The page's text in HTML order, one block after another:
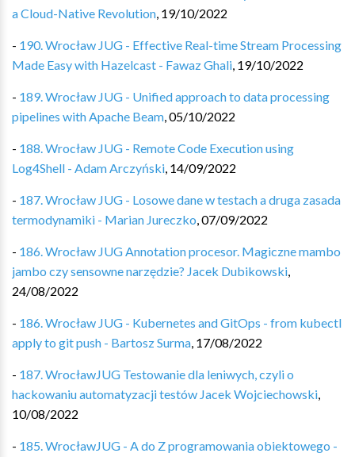
a Cloud-Native Revolution, 19/10/2022
- 190. Wrocław JUG - Effective Real-time Stream Processing
Made Easy with Hazelcast - Fawaz Ghali, 19/10/2022
- 189. Wrocław JUG - Unified approach to data processing
pipelines with Apache Beam,05/10/2022
- 188. Wrocław JUG - Remote Code Execution using
Log4Shell - Adam Arczyński, 14/09/2022
- 187. Wrocław JUG - Losowe dane w testach a druga zasada
termodynamiki - Marian Jureczko,07/09/2022
- 186. Wrocław JUG Annotation procesor. Magiczne mambo
jambo czy sensowne narzędzie? Jacek Dubikowski,
24/08/2022
- 186. Wrocław JUG - Kubernetes and GitOps - from kubectl
apply to git push - Bartosz Surma, 17/08/2022
- 187. WrocławJUG Testowanie dla leniwych, czyli o
hackowaniu automatyzacji testów Jacek Wojciechowski,
10/08/2022
- 185. WrocławJUG - A do Z programowania obiektowego -